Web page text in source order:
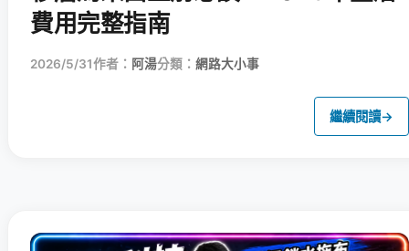
費用完整指南
2026/5/31作者： 阿湯分類： 網路大小事
繼續閱讀→